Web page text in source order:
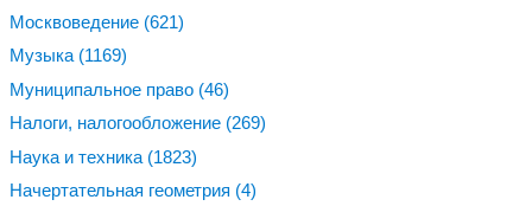
Москвоведение (621)
Музыка (1169)
Муниципальное право (46)
Налоги, налогообложение (269)
Наука и техника (1823)
Начертательная геометрия (4)